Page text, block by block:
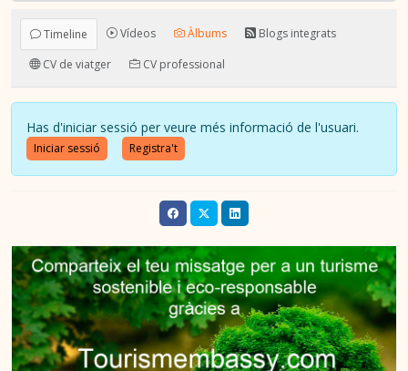
Timeline Vídeos Àlbums
Blogs integrats
CV de viatger
CV professional
Has d'iniciar sessió per veure més informació de l'usuari.
Iniciar sessió Registra't